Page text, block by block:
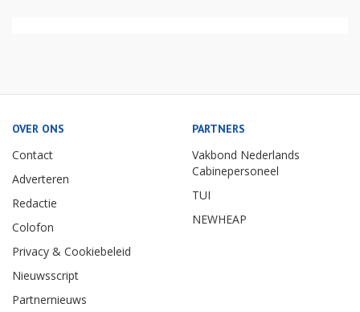
OVER ONS
Contact
Adverteren
Redactie
Colofon
Privacy & Cookiebeleid
Nieuwsscript
Partnernieuws
PARTNERS
Vakbond Nederlands
Cabinepersoneel
TUI
NEWHEAP